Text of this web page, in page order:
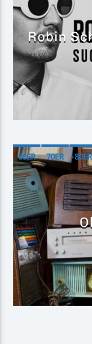
Robin
60ER 70ER 80ER